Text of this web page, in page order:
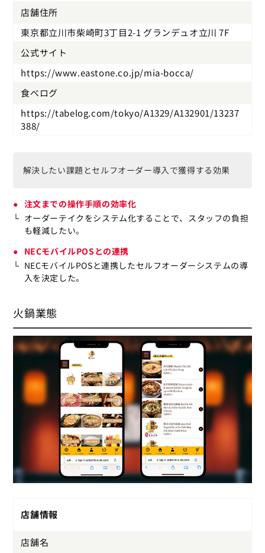
店舗住所
東京都立川市柴崎町3丁目2-1 グランデュオ立川 7F
公式サイト
https://www.eastone.co.jp/mia-bocca/
食べログ
https://tabelog.com/tokyo/A1329/A132901/13237
388/
解決したい課題とセルフオーダー導入で獲得する効果
注文までの操作手順の効率化
オーダーテイクをシステム化することで、スタッフの負担
も軽減したい。
NECモバイルPOSとの連携
NECモバイルPOSと連携したセルフオーダーシステムの導
入を決定した。
火鍋業態
店舗情報
店舗名